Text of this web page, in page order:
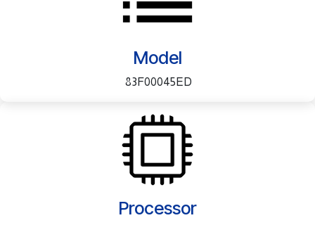
Model
83F00045ED
Processor